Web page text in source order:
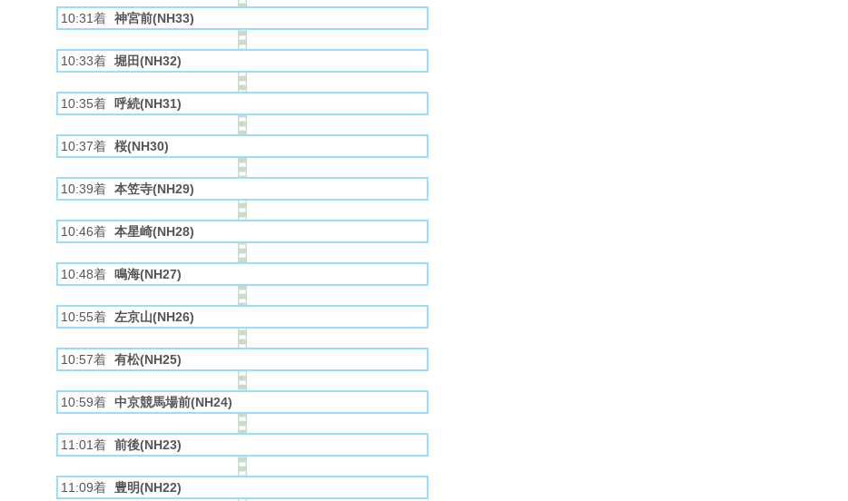
10:31着 神宮前(NH33)
10:33着 堀田(NH32)
10:35着 呼続(NH31)
10:37着 桜(NH30)
10:39着 本笠寺(NH29)
10:46着 本星崎(NH28)
10:48着 鳴海(NH27)
10:55着 左京山(NH26)
10:57着 有松(NH25)
10:59着 中京競馬場前(NH24)
11:01着 前後(NH23)
11:09着 豊明(NH22)